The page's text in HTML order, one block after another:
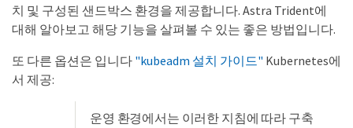
치 및 구성된 샌드박스 환경을 제공합니다. Astra Trident에
대해 알아보고 해당 기능을 살펴볼 수 있는 좋은 방법입니다.
또 다른 옵션은 입니다 "kubeadm 설치 가이드" Kubernetes에
서 제공:
운영 환경에서는 이러한 지침에 따라 구축